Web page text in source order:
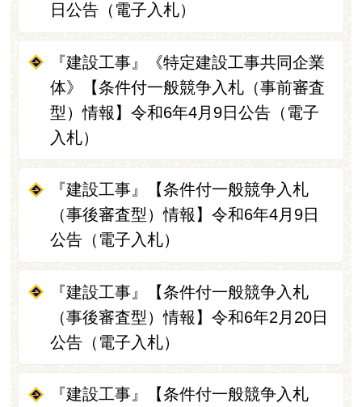
日公告（電子入札）
『建設工事』《特定建設工事共同企業
体》【条件付一般競争入札（事前審査
型）情報】令和6年4月9日公告（電子
入札）
『建設工事』【条件付一般競争入札
（事後審査型）情報】令和6年4月9日
公告（電子入札）
『建設工事』【条件付一般競争入札
（事後審査型）情報】令和6年2月20日
公告（電子入札）
『建設工事』【条件付一般競争入札